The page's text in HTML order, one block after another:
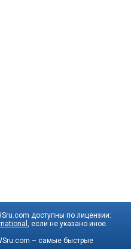
доступны по лицензии:
, если не указано иное.
– самые быстрые